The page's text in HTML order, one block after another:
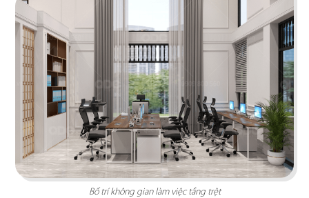
Bố trí không gian làm việc tầng trệt